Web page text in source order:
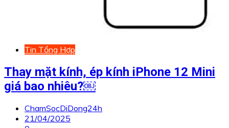
Tin Tổng Hợp
Thay mặt kính, ép kính iPhone 12 Mini
giá bao nhiêu?￼
ChamSocDiDong24h
21/04/2025